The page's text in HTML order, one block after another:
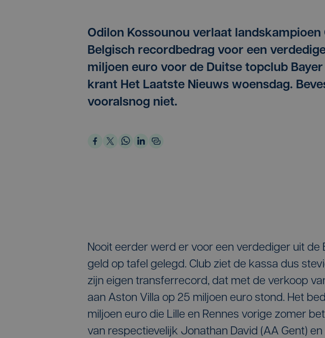
Odilon Kossounou verlaat landskampioen
Belgisch recordbedrag voor een
miljoen euro voor de Duitse topclub
krant Het Laatste Nieuws woensdag.
vooralsnog niet.
Nooit eerder werd er voor een verdediger uit
geld op tafel gelegd. Club ziet de kassa dus
zijn eigen transferrecord, dat met de verkoop
aan Aston Villa op 25 miljoen euro stond. Het
miljoen euro die Lille en Rennes vorige zomer
van respectievelijk Jonathan David (AA Gent)